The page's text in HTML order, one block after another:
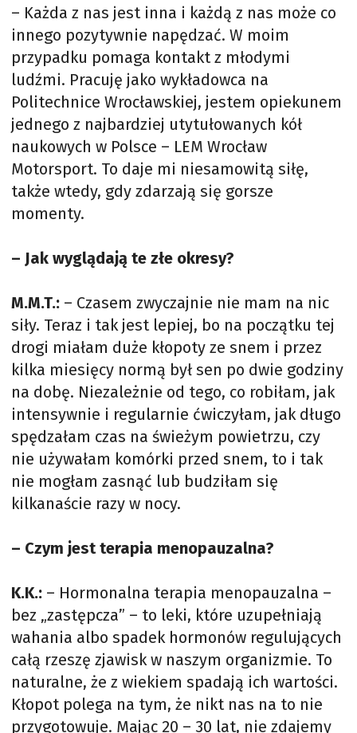
– Każda z nas jest inna i każdą z nas może co
innego pozytywnie napędzać. W moim
przypadku pomaga kontakt z młodymi
ludźmi. Pracuję jako wykładowca na
Politechnice Wrocławskiej, jestem opiekunem
jednego z najbardziej utytułowanych kół
naukowych w Polsce – LEM Wrocław
Motorsport. To daje mi niesamowitą siłę,
także wtedy, gdy zdarzają się gorsze
momenty.
– Jak wyglądają te złe okresy?
M.M.T.: – Czasem zwyczajnie nie mam na nic
siły. Teraz i tak jest lepiej, bo na początku tej
drogi miałam duże kłopoty ze snem i przez
kilka miesięcy normą był sen po dwie godziny
na dobę. Niezależnie od tego, co robiłam, jak
intensywnie i regularnie ćwiczyłam, jak długo
spędzałam czas na świeżym powietrzu, czy
nie używałam komórki przed snem, to i tak
nie mogłam zasnąć lub budziłam się
kilkanaście razy w nocy.
– Czym jest terapia menopauzalna?
K.K.: – Hormonalna terapia menopauzalna –
bez „zastępcza” – to leki, które uzupełniają
wahania albo spadek hormonów regulujących
całą rzeszę zjawisk w naszym organizmie. To
naturalne, że z wiekiem spadają ich wartości.
Kłopot polega na tym, że nikt nas na to nie
przygotowuje. Mając 20 – 30 lat, nie zdajemy